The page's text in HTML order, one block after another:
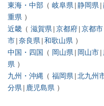
東海・中部
岐阜県 静岡県
重県
近畿
滋賀県 京都府 京都市
市 奈良県 和歌山県
中国・四国
岡山県 岡山市
県
九州・沖縄
福岡県 北九州
分県 鹿児島県